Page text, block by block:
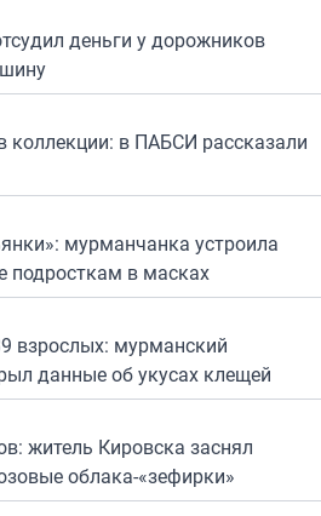
деньги у дорожников
коллекции: в ПАБСИ рассказали
мурманчанка устроила
подросткам в масках
взрослых: мурманский
данные об укусах клещей
житель Кировска заснял
облака-«зефирки»